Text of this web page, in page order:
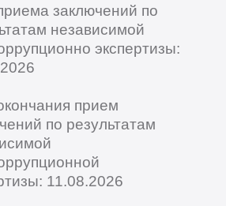
заключений по
независимой
экспертизы:
прием
по результатам
11.08.2026